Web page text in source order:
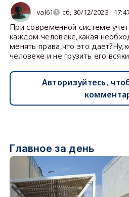
val61 сб, 30/12/2023 -
При современной системе
каждом человеке,какая
менять права,что это
человеке и не грузить его
Авторизуйтесь,
Главное за день